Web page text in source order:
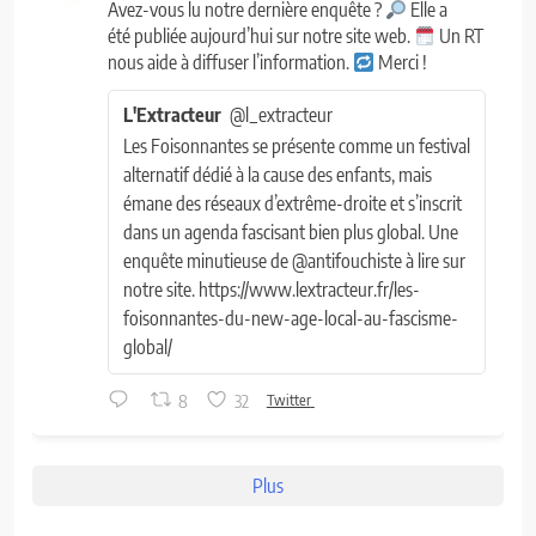
Avez-vous lu notre dernière enquête ?
Elle a
été publiée aujourd’hui sur notre site web.
Un RT
nous aide à diffuser l’information.
Merci !
L'Extracteur @l_extracteur
Les Foisonnantes se présente comme un festival
alternatif dédié à la cause des enfants, mais
émane des réseaux d’extrême-droite et s’inscrit
dans un agenda fascisant bien plus global. Une
enquête minutieuse de @antifouchiste à lire sur
notre site. https://www.lextracteur.fr/les-
foisonnantes-du-new-age-local-au-fascisme-
global/
8 32 Twitter
Plus